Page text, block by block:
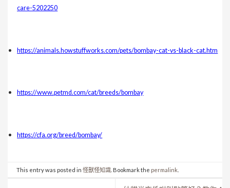
care-5202250
https://animals.howstuffworks.com/pets/bombay-cat-vs-black-cat.htm
https://www.petmd.com/cat/breeds/bombay
https://cfa.org/breed/bombay/
This entry was posted in 怪獸怪知識. Bookmark the permalink.